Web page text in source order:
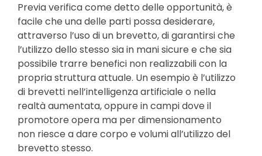
Previa verifica come detto delle opportunità, è
facile che una delle parti possa desiderare,
attraverso l’uso di un brevetto, di garantirsi che
l’utilizzo dello stesso sia in mani sicure e che sia
possibile trarre benefici non realizzabili con la
propria struttura attuale. Un esempio è l’utilizzo
di brevetti nell’intelligenza artificiale o nella
realtà aumentata, oppure in campi dove il
promotore opera ma per dimensionamento
non riesce a dare corpo e volumi all’utilizzo del
brevetto stesso.